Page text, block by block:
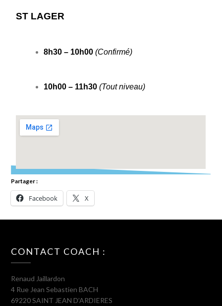
ST LAGER
8h30 – 10h00(Confirmé)
10h00 – 11h30(Tout niveau)
Partager :
Facebook X
CONTACT COACH :
Renaud Jaillardon
4 Rue Jean Sebastien BACH
69220 SAINT JEAN D’ARDIERES